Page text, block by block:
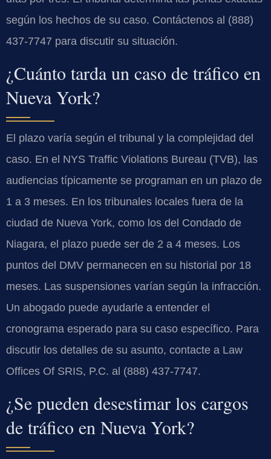
según los hechos de su caso. Contáctenos al (888)
437-7747 para discutir su situación.
¿Cuánto tarda un caso de tráfico en
Nueva York?
El plazo varía según el tribunal y la complejidad del
caso. En el NYS Traffic Violations Bureau (TVB), las
audiencias típicamente se programan en un plazo de
1 a 3 meses. En los tribunales locales fuera de la
ciudad de Nueva York, como los del Condado de
Niagara, el plazo puede ser de 2 a 4 meses. Los
puntos del DMV permanecen en su historial por 18
meses. Las suspensiones varían según la infracción.
Un abogado puede ayudarle a entender el
cronograma esperado para su caso específico. Para
discutir los detalles de su asunto, contacte a Law
Offices Of SRIS, P.C. al (888) 437-7747.
¿Se pueden desestimar los cargos
de tráfico en Nueva York?